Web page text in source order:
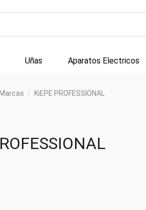
Uñas Aparatos Electricos
Marcas KiEPE PROFESSIONAL